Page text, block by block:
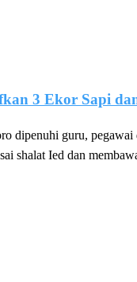
3 Ekor Sapi
dipenuhi guru,
shalat Ied dan